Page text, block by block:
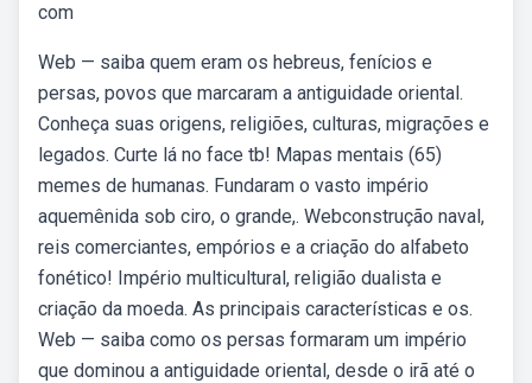
com
Web — saiba quem eram os hebreus, fenícios e
persas, povos que marcaram a antiguidade oriental.
Conheça suas origens, religiões, culturas, migrações e
legados. Curte lá no face tb! Mapas mentais (65)
memes de humanas. Fundaram o vasto império
aquemênida sob ciro, o grande,. Webconstrução naval,
reis comerciantes, empórios e a criação do alfabeto
fonético! Império multicultural, religião dualista e
criação da moeda. As principais características e os.
Web — saiba como os persas formaram um império
que dominou a antiguidade oriental, desde o irã até o